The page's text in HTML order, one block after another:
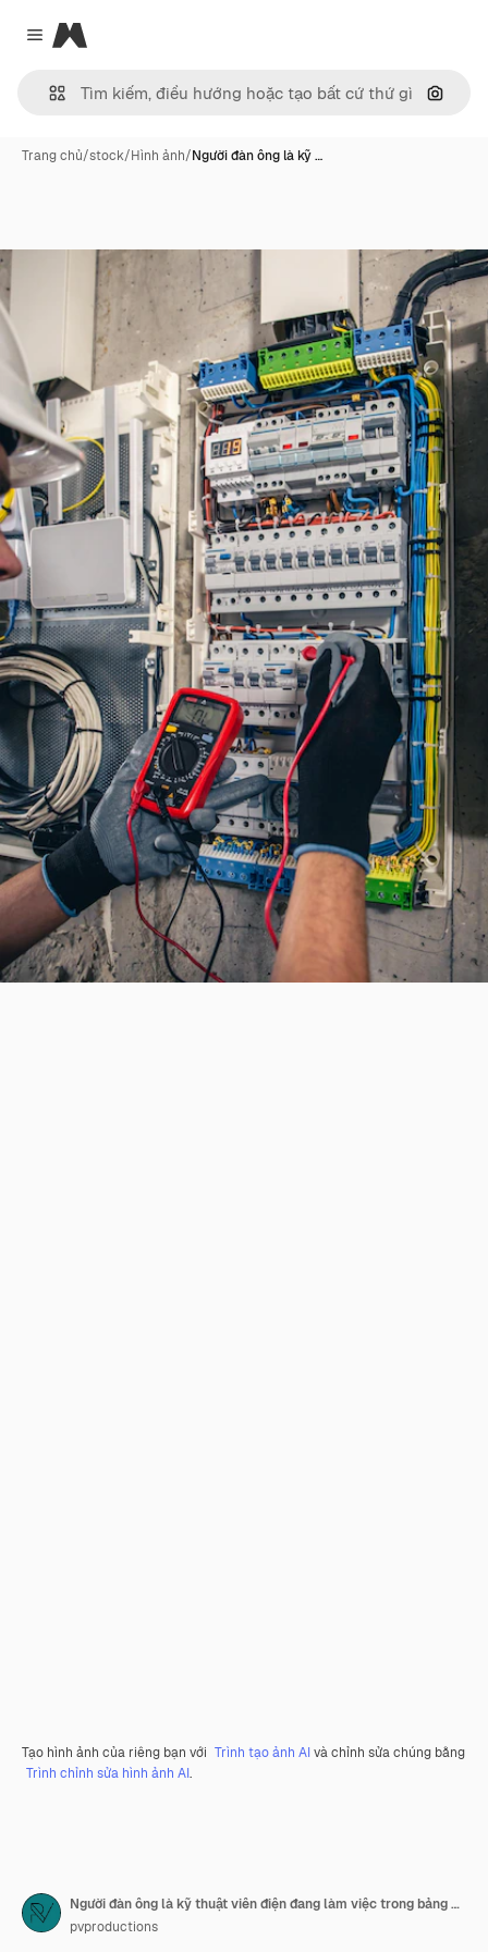
Close menu
Magnific
Tìm
Trang chủ/stock/Hình ảnh/Người đàn ông là kỹ …
Tạo hình ảnh của riêng bạn với Trình tạo ảnh AIvà chỉnh sửa chúng bằng
Trình chỉnh sửa hình ảnh AI.
Người đàn ông là kỹ thuật viên điện đang làm việc trong bảng điện với cầu chì
pvproductions